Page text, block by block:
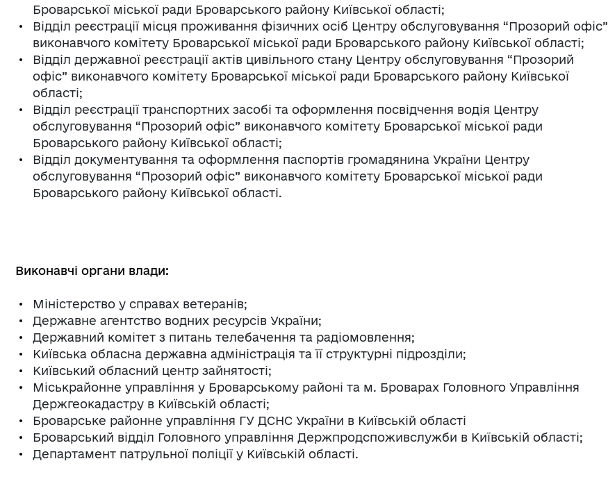
Броварської міської ради Броварського району Київської області;
Відділ реєстрації місця проживання фізичних осіб Центру обслуговування “Прозорий офіс”
виконавчого комітету Броварської міської ради Броварського району Київської області;
Відділ державної реєстрації актів цивільного стану Центру обслуговування “Прозорий
офіс” виконавчого комітету Броварської міської ради Броварського району Київської
області;
Відділ реєстрації транспортних засобі та оформлення посвідчення водія Центру
обслуговування “Прозорий офіс” виконавчого комітету Броварської міської ради
Броварського району Київської області;
Відділ документування та оформлення паспортів громадянина України Центру
обслуговування “Прозорий офіс” виконавчого комітету Броварської міської ради
Броварського району Київської області.
Виконавчі органи влади:
Міністерство у справах ветеранів;
Державне агентство водних ресурсів України;
Державний комітет з питань телебачення та радіомовлення;
Київська обласна державна адміністрація та її структурні підрозділи;
Київський обласний центр зайнятості;
Міськрайонне управління у Броварському районі та м. Броварах Головного Управління
Держгеокадастру в Київській області;
Броварське районне управління ГУ ДСНС України в Київській області
Броварський відділ Головного управління Держпродспоживслужби в Київській області;
Департамент патрульної поліції у Київській області.